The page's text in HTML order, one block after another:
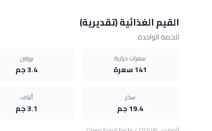
القيم الغذائية (تقديرية)
للحصة الواحدة
سعرات حرارية
141 سعرة
بروتين
3.4 جم
سكر
19.4 جم
ألياف
3.1 جم